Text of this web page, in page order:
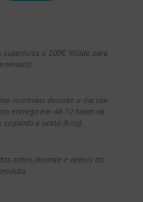
a 100€. Válido para
recebidas durante o dia são
entrega em 48-72 horas na
segunda a sexta-feira).
antes, durante e depois da